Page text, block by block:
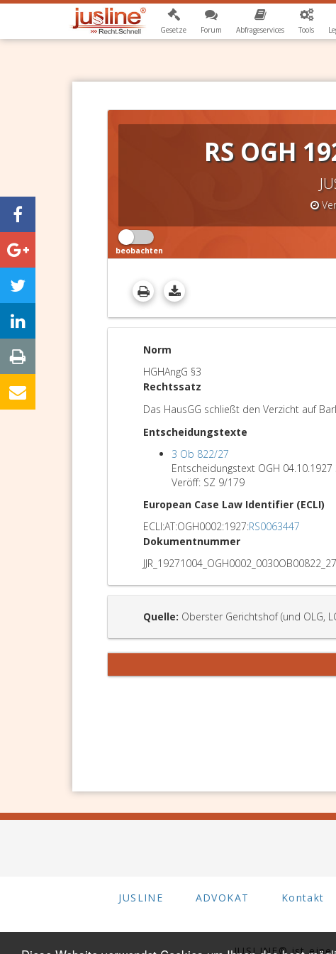
Gesetze Forum Abfrageservices Tools
RS OGH
beobachten
Norm
HGHAngG §3
Rechtssatz
Das HausGG schließt den Verzicht auf
Entscheidungstexte
3 Ob 822/27
Entscheidungstext OGH
Veröff: SZ 9/179
European Case Law Identifier (ECLI)
ECLI:AT:OGH0002:1927:RS0063447
Dokumentnummer
Quelle: Oberster Gerichtshof (und OLG,
JUSLINE ADVOKAT Kontakt
JUSLINE® ist